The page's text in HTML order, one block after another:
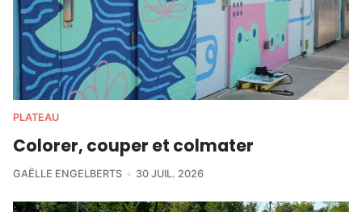
PLATEAU
Colorer, couper et colmater
GAËLLE ENGELBERTS 30 JUIL. 2026